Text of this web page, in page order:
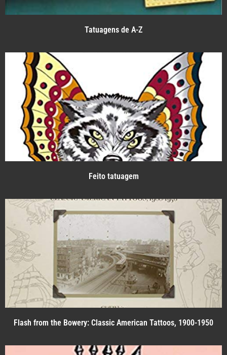
Tatuagens de A-Z
Feito tatuagem
Flash from the Bowery: Classic American Tattoos, 1900-1950